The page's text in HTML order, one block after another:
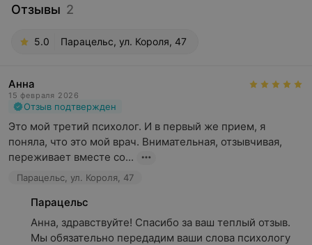
Отзывы 2
5.0 Парацельс, ул. Короля, 47
Анна
15 февраля 2026
Отзыв подтвержден
Это мой третий психолог. И в первый же прием, я
поняла, что это мой врач. Внимательная, отзывчивая,
переживает вместе со...
Парацельс, ул. Короля, 47
Парацельс
Анна, здравствуйте! Спасибо за ваш теплый отзыв.
Мы обязательно передадим ваши слова психологу